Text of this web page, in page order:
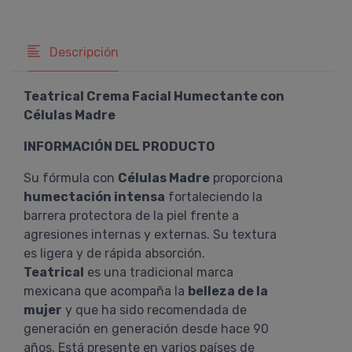
Descripción
Teatrical Crema Facial Humectante con
Células Madre
INFORMACIÓN DEL PRODUCTO
Su fórmula con Células Madre proporciona
humectación intensa fortaleciendo la
barrera protectora de la piel frente a
agresiones internas y externas. Su textura
es ligera y de rápida absorción.
Teatrical es una tradicional marca
mexicana que acompaña la belleza de la
mujer y que ha sido recomendada de
generación en generación desde hace 90
años. Está presente en varios países de